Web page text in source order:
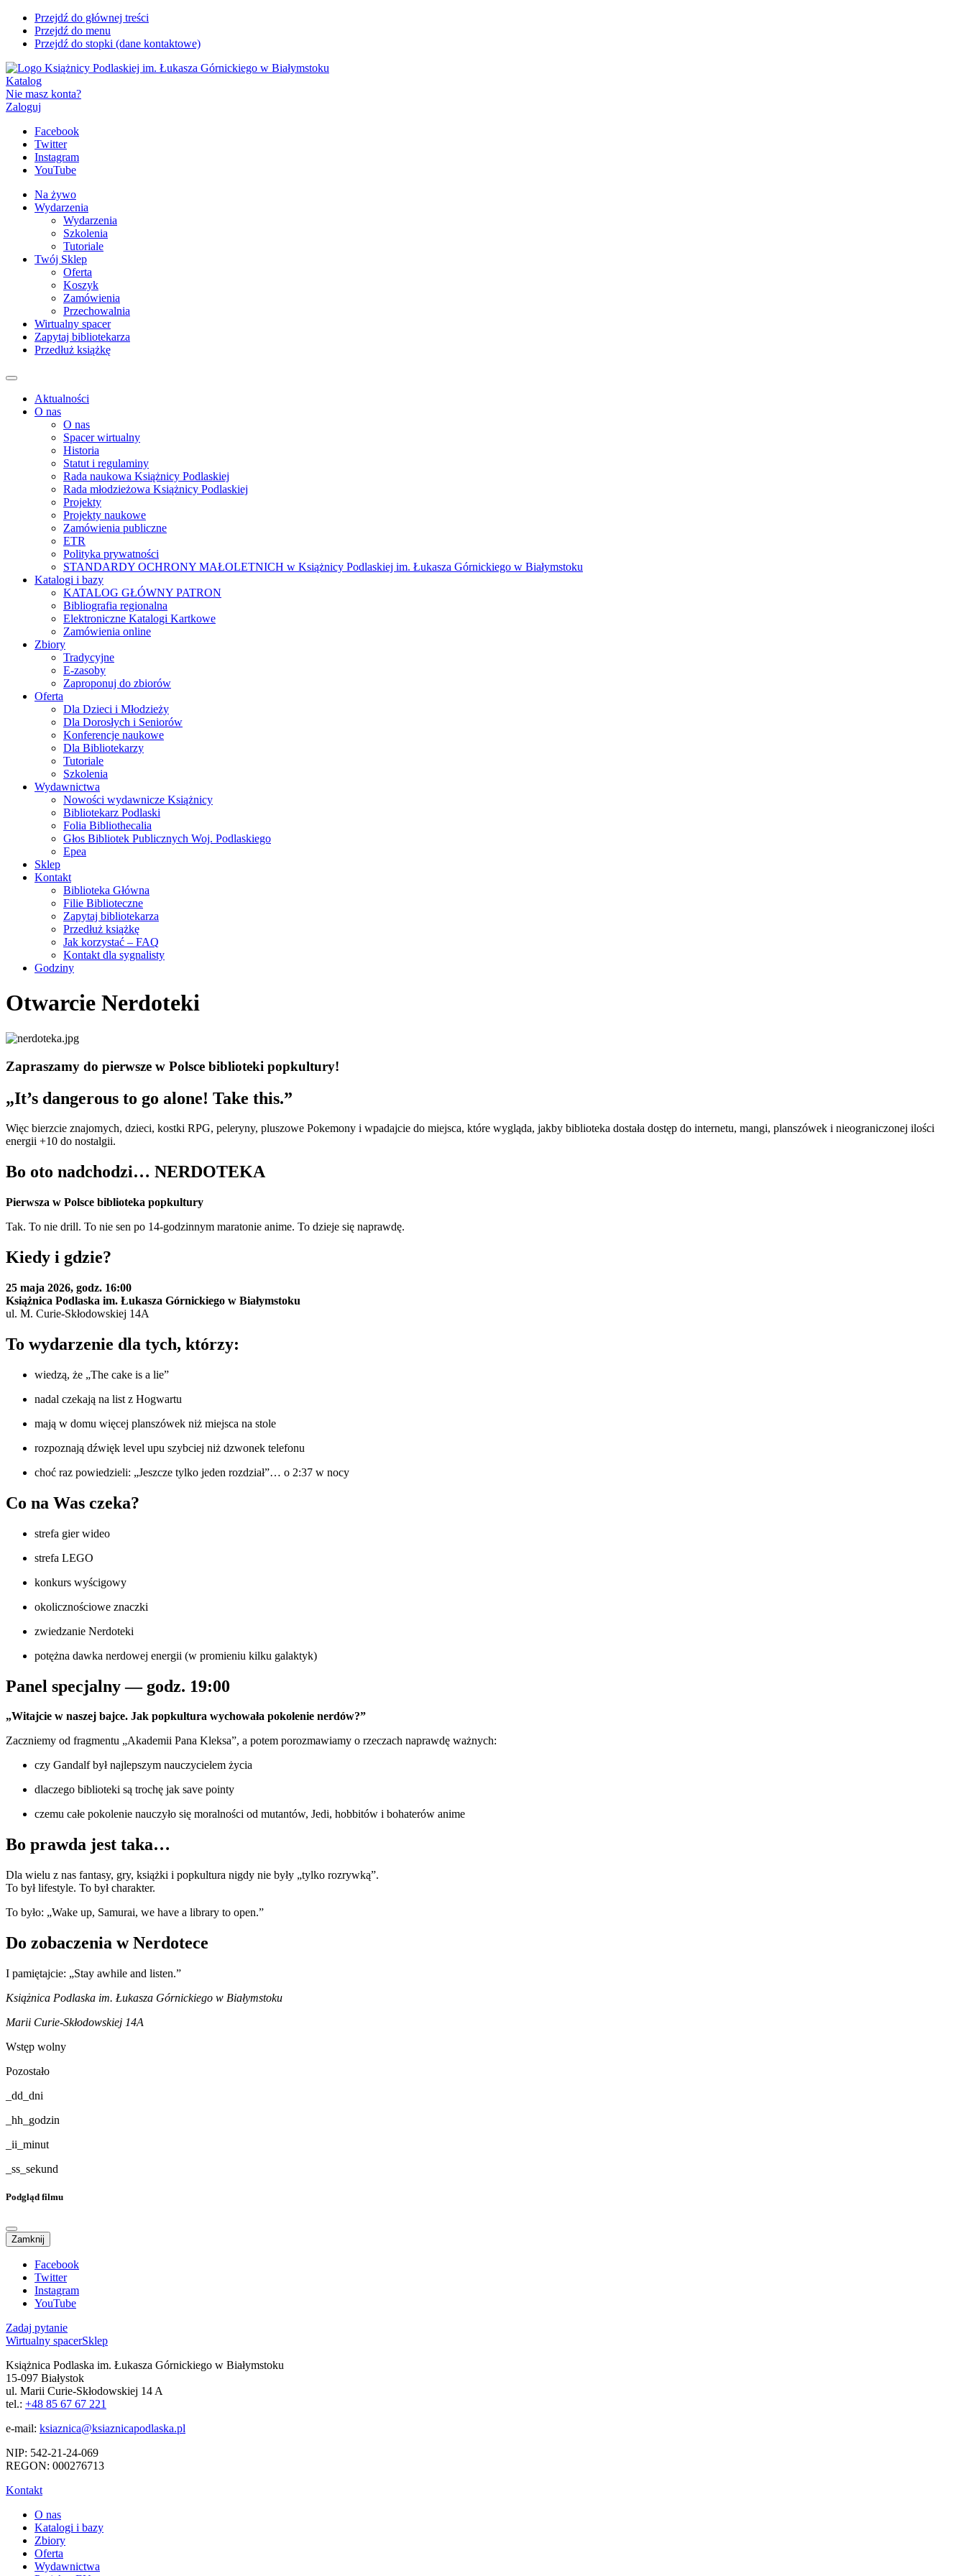
Przejdź do głównej treści
Przejdź do menu
Przejdź do stopki (dane kontaktowe)
Katalog
Nie masz konta?
Zaloguj
Facebook
Twitter
Instagram
YouTube
Na żywo
Wydarzenia
Wydarzenia
Szkolenia
Tutoriale
Twój Sklep
Oferta
Koszyk
Zamówienia
Przechowalnia
Wirtualny spacer
Zapytaj bibliotekarza
Przedłuż książkę
Aktualności
O nas
O nas
Spacer wirtualny
Historia
Statut i regulaminy
Rada naukowa Książnicy Podlaskiej
Rada młodzieżowa Książnicy Podlaskiej
Projekty
Projekty naukowe
Zamówienia publiczne
ETR
Polityka prywatności
STANDARDY OCHRONY MAŁOLETNICH w Książnicy Podlaskiej im. Łukasza Górnickiego w Białymstoku
Katalogi i bazy
KATALOG GŁÓWNY PATRON
Bibliografia regionalna
Elektroniczne Katalogi Kartkowe
Zamówienia online
Zbiory
Tradycyjne
E-zasoby
Zaproponuj do zbiorów
Oferta
Dla Dzieci i Młodzieży
Dla Dorosłych i Seniorów
Konferencje naukowe
Dla Bibliotekarzy
Tutoriale
Szkolenia
Wydawnictwa
Nowości wydawnicze Książnicy
Bibliotekarz Podlaski
Folia Bibliothecalia
Głos Bibliotek Publicznych Woj. Podlaskiego
Epea
Sklep
Kontakt
Biblioteka Główna
Filie Biblioteczne
Zapytaj bibliotekarza
Przedłuż książkę
Jak korzystać – FAQ
Kontakt dla sygnalisty
Godziny
Otwarcie Nerdoteki
Zapraszamy do pierwsze w Polsce biblioteki popkultury!
„It’s dangerous to go alone! Take this.”
Więc bierzcie znajomych, dzieci, kostki RPG, peleryny, pluszowe Pokemony i wpadajcie do miejsca, które wygląda, jakby biblioteka dostała dostęp do internetu, mangi, planszówek i nieograniczonej ilości
energii +10 do nostalgii.
Bo oto nadchodzi… NERDOTEKA
Pierwsza w Polsce biblioteka popkultury
Tak. To nie drill. To nie sen po 14-godzinnym maratonie anime. To dzieje się naprawdę.
Kiedy i gdzie?
25 maja 2026, godz. 16:00
Książnica Podlaska im. Łukasza Górnickiego w Białymstoku
ul. M. Curie-Skłodowskiej 14A
To wydarzenie dla tych, którzy:
wiedzą, że „The cake is a lie”
nadal czekają na list z Hogwartu
mają w domu więcej planszówek niż miejsca na stole
rozpoznają dźwięk level upu szybciej niż dzwonek telefonu
choć raz powiedzieli: „Jeszcze tylko jeden rozdział”… o 2:37 w nocy
Co na Was czeka?
strefa gier wideo
strefa LEGO
konkurs wyścigowy
okolicznościowe znaczki
zwiedzanie Nerdoteki
potężna dawka nerdowej energii (w promieniu kilku galaktyk)
Panel specjalny — godz. 19:00
„Witajcie w naszej bajce. Jak popkultura wychowała pokolenie nerdów?”
Zaczniemy od fragmentu „Akademii Pana Kleksa”, a potem porozmawiamy o rzeczach naprawdę ważnych:
czy Gandalf był najlepszym nauczycielem życia
dlaczego biblioteki są trochę jak save pointy
czemu całe pokolenie nauczyło się moralności od mutantów, Jedi, hobbitów i bohaterów anime
Bo prawda jest taka…
Dla wielu z nas fantasy, gry, książki i popkultura nigdy nie były „tylko rozrywką”.
To był lifestyle. To był charakter.
To było: „Wake up, Samurai, we have a library to open.”
Do zobaczenia w Nerdotece
I pamiętajcie: „Stay awhile and listen.”
Książnica Podlaska im. Łukasza Górnickiego w Białymstoku
Marii Curie-Skłodowskiej 14A
Wstęp wolny
Pozostało
_dd_ dni
_hh_ godzin
_ii_ minut
_ss_ sekund
Podgląd filmu
Zamknij
Facebook
Twitter
Instagram
YouTube
Zadaj pytanie
Wirtualny spacerSklep
Książnica Podlaska im. Łukasza Górnickiego w Białymstoku
15-097 Białystok
ul. Marii Curie-Skłodowskiej 14 A
tel.: +48 85 67 67 221
e-mail: ksiaznica@ksiaznicapodlaska.pl
NIP: 542-21-24-069
REGON: 000276713
Kontakt
O nas
Katalogi i bazy
Zbiory
Oferta
Wydawnictwa